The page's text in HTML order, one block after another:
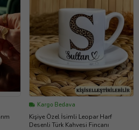
Kargo Bedava
Kişiye Özel İsimli Leopar Harf
Desenli Türk Kahvesi Fincanı